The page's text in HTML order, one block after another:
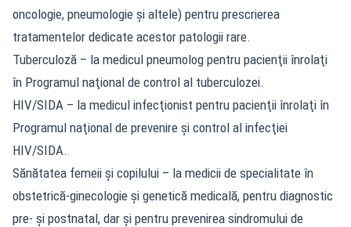
oncologie, pneumologie şi altele) pentru prescrierea
tratamentelor dedicate acestor patologii rare.
Tuberculoză – la medicul pneumolog pentru pacienţii înrolaţi
în Programul naţional de control al tuberculozei.
HIV/SIDA – la medicul infecţionist pentru pacienţii înrolaţi în
Programul naţional de prevenire şi control al infecţiei
HIV/SIDA.
Sănătatea femeii şi copilului – la medicii de specialitate în
obstetrică-ginecologie şi genetică medicală, pentru diagnostic
pre- şi postnatal, dar şi pentru prevenirea sindromului de